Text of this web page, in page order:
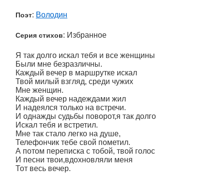
Поэт: Володин
Серия стихов: Избранное
Я так долго искал тебя и все женщины
Были мне безразличны.
Каждый вечер в маршрутке искал
Твой милый взгляд, среди чужих
Мне женщин.
Каждый вечер надеждами жил
И надеялся только на встречи.
И однажды судьбы поворот,я так долго
Искал тебя и встретил.
Мне так стало легко на душе,
Телефончик тебе свой пометил.
А потом переписка с тобой, твой голос
И песни твои,вдохновляли меня
Тот весь вечер.